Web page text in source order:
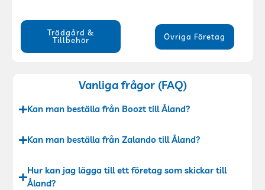
Trädgård &
Tillbehör
Övriga Företag
Vanliga frågor (FAQ)
Kan man beställa från Boozt till Åland?
Kan man beställa från Zalando till Åland?
Hur kan jag lägga till ett företag som skickar till
Åland?